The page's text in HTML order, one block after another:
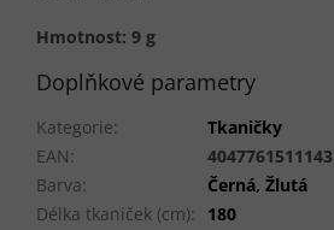
Hmotnost: 9 g
Doplňkové parametry
Kategorie:
Tkaničky
EAN:
4047761511143
Barva: Černá, Žlutá
Délka tkaniček (cm):
180